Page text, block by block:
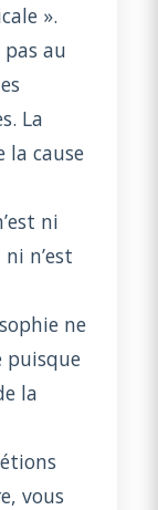
».
au
La
la cause
ni
n’est
ne
puisque
la
vous